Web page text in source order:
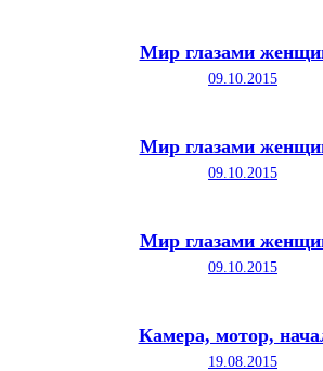
Мир глазами
09.10.2015
Мир глазами
09.10.2015
Мир глазами
09.10.2015
Камера, мотор,
19.08.2015